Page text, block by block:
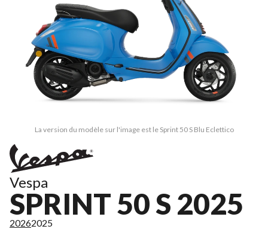
La version du modèle sur l'image est le Sprint 50 S Blu Eclettico
Vespa
SPRINT 50 S 2025
20262025